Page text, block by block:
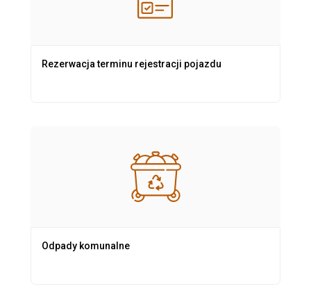
Rezerwacja terminu rejestracji pojazdu
Odpady komunalne